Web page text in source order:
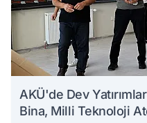
AKÜ'de Dev
Bina, Milli Teknoloji